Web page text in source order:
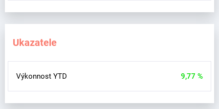
Ukazatele
Výkonnost YTD 9,77 %